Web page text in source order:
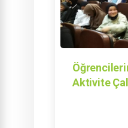
Aktivite